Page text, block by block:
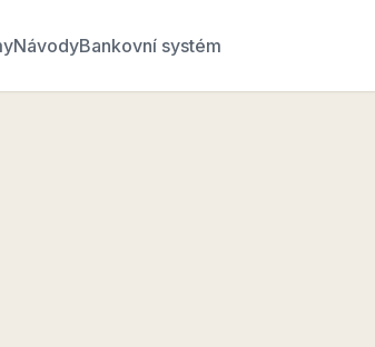
NávodyBankovní systém